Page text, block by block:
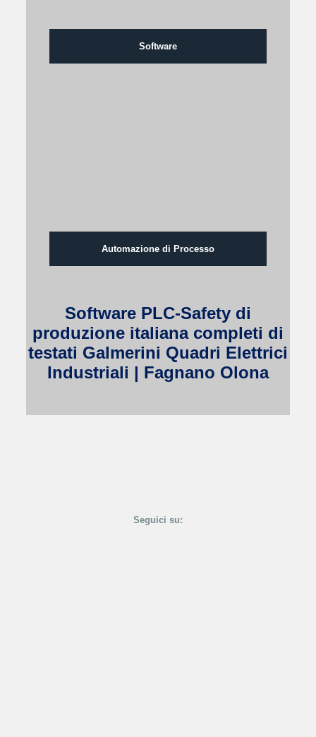
Software
Automazione di Processo
Software PLC-Safety di
produzione italiana completi di
testati Galmerini Quadri Elettrici
Industriali | Fagnano Olona
Seguici su: